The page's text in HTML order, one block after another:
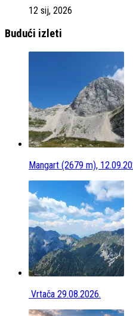
12 sij, 2026
Budući izleti
Mangart (2679 m),
Vrtača 29.08.2026.